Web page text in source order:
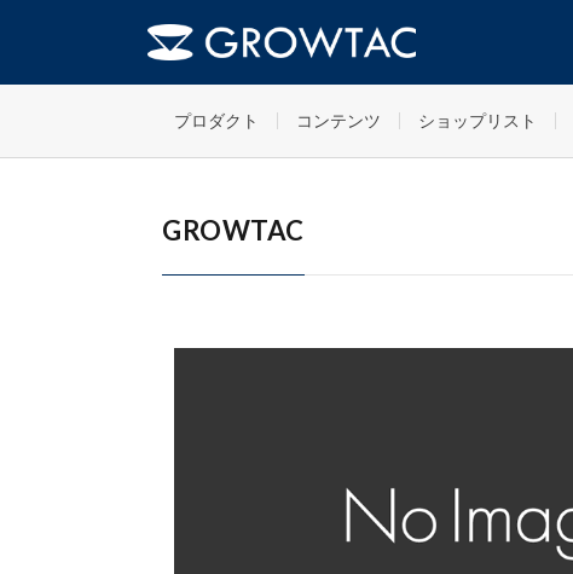
プロダクト コンテンツ ショップリスト
HOME FAQs GT-eSlope-Q ドキュメント
GROWTAC